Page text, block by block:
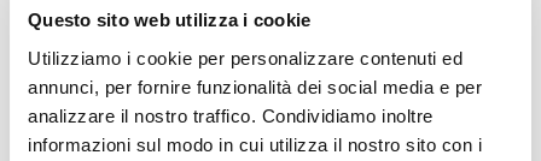
Questo sito web utilizza i cookie
Utilizziamo i cookie per personalizzare contenuti ed
annunci, per fornire funzionalità dei social media e per
analizzare il nostro traffico. Condividiamo inoltre
informazioni sul modo in cui utilizza il nostro sito con i
di Coredo offre numerose passeggiate
nella natura e si trova a breve distanza
dall’antichissimo
Santuario di San
Romedio, uno degli eremi più